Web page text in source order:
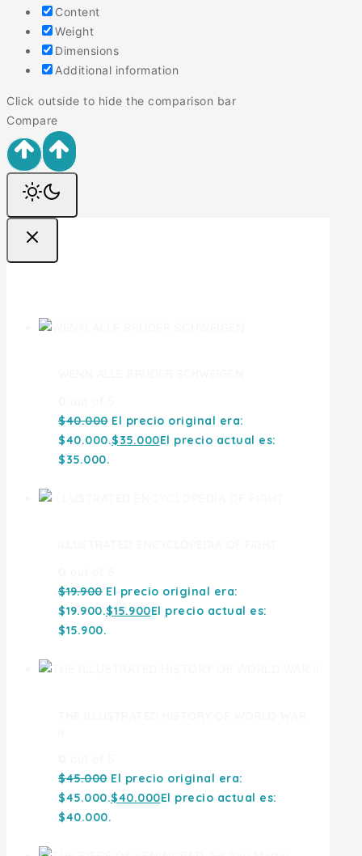
Content
Weight
Dimensions
Additional information
Click outside to hide the comparison bar
Compare
$40.000 El precio original era:
$40.000.$35.000El precio actual es:
$35.000.
$19.900 El precio original era:
$19.900.$15.900El precio actual es:
$15.900.
$45.000 El precio original era:
$45.000.$40.000El precio actual es:
$40.000.